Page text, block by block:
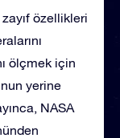
özellikleri
ölçmek için
yerine
NASA